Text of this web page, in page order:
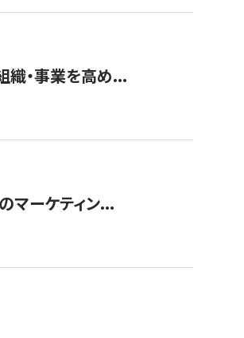
織・事業を高め...
マーケティン...